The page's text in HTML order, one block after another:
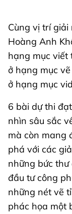
Cùng vị trí
Hoàng Anh
hạng mục viết
ở hạng mục
ở hạng mục
6 bài dự thi
nhìn sâu sắc
mà còn mang
phá với các
những bức thư
đầu tư công
những nét vẽ
phác họa một